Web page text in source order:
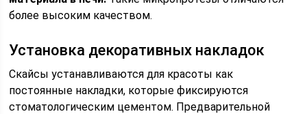
более высоким качеством.
Установка декоративных накладок
Скайсы устанавливаются для красоты как
постоянные накладки, которые фиксируются
стоматологическим цементом. Предварительной